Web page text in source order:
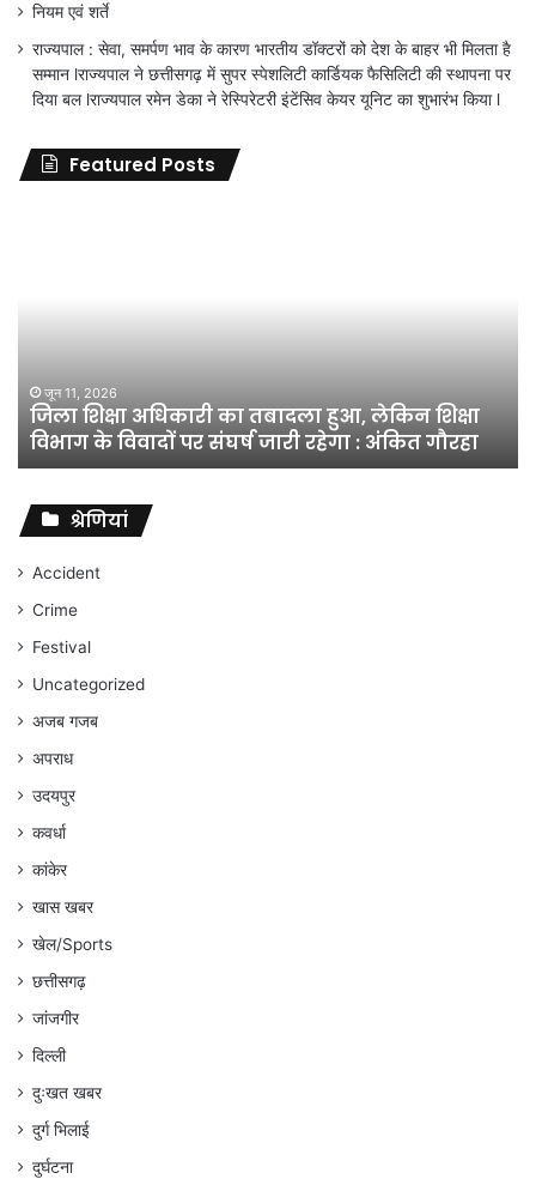
नियम एवं शर्ते
राज्यपाल : सेवा, समर्पण भाव के कारण भारतीय डॉक्टरों को देश के बाहर भी मिलता है
सम्मान lराज्यपाल ने छत्तीसगढ़ में सुपर स्पेशलिटी कार्डियक फैसिलिटी की स्थापना पर
दिया बल lराज्यपाल रमेन डेका ने रेस्पिरेटरी इंटेंसिव केयर यूनिट का शुभारंभ किया l
Featured Posts
शिक्षा
विभाग
विवादों
संघर्ष
जारी
रहेगा
अंकित
गौरहा
जून 11, 2026
जिला शिक्षा अधिकारी का तबादला हुआ, लेकिन शिक्षा
विभाग के विवादों पर संघर्ष जारी रहेगा : अंकित गौरहा
श्रेणियां
Accident
Crime
Festival
Uncategorized
अजब गजब
अपराध
उदयपुर
कवर्धा
कांकेर
खास खबर
खेल/Sports
छत्तीसगढ़
जांजगीर
दिल्ली
दुःखत खबर
दुर्ग भिलाई
दुर्घटना